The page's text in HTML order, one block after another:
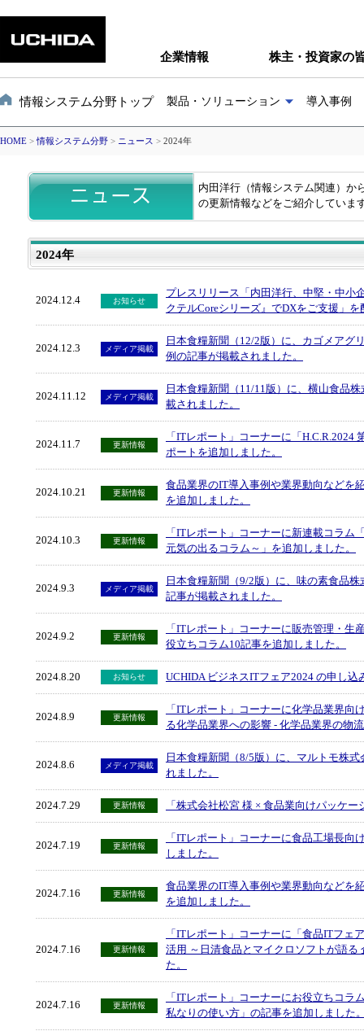
企業情報 株主・投資家の
情報システム分野トップ 製品・ソリューション 導入事例
HOME >情報システム分野 > ニュース > 2024年
内田洋行（情報システム関連）か
の更新情報などをご紹介していま
2024年
2024.12.4 お知らせ
プレスリリース「内田洋行、中堅・中小
クテルCoreシリーズ』でDXをご支援」を
2024.12.3 メディア掲載
日本食糧新聞（12/2版）に、カゴメアグ
例の記事が掲載されました。
2024.11.12 メディア掲載
日本食糧新聞（11/11版）に、横山食品
載されました。
2024.11.7 更新情報
「ITレポート」コーナーに「
ポートを追加しました。
2024.10.21 更新情報
食品業界のIT導入事例や業界動向などを
を追加しました。
2024.10.3 更新情報
「ITレポート」コーナーに新連載コラ
元気の出るコラム～」を追加しました。
2024.9.3 メディア掲載
日本食糧新聞（9/2版）に、味の素食品
記事が掲載されました。
2024.9.2 更新情報
「ITレポート」コーナーに販売管理・
役立ちコラム10記事を追加しました。
2024.8.20 お知らせ UCHIDA ビジネスITフェア2024 の申し込
2024.8.9 更新情報
「ITレポート」コーナーに化学品業界向
る化学品業界への影響 - 化学品業界の物
2024.8.6 メディア掲載
日本食糧新聞（8/5版）に、マルトモ株
れました。
2024.7.29 更新情報 「株式会社松宮 様 × 食品業向けパッケ
2024.7.19 更新情報
「ITレポート」コーナーに食品工場長
しました。
2024.7.16 更新情報
食品業界のIT導入事例や業界動向などを
を追加しました。
2024.7.16 更新情報
「ITレポート」コーナーに「食品ITフェ
活用 ～日清食品とマイクロソフトが語
た。
2024.7.16 更新情報
「ITレポート」コーナーにお役立ちコラ
私なりの使い方」の記事を追加しました